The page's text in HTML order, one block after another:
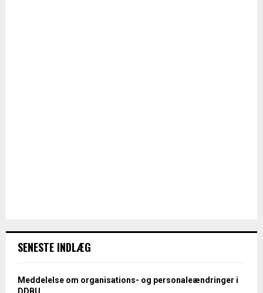
SENESTE INDLÆG
Meddelelse om organisations- og personaleændringer i